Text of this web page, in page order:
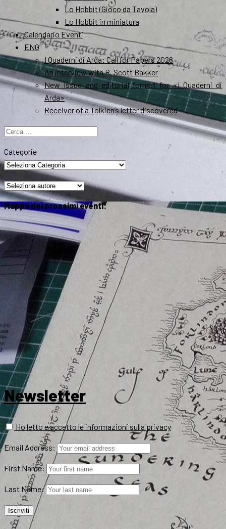
Lo Hobbit (Gioco da Tavola)
Lo Hobbit in miniatura
Calendario Eventi
ENG
I Quaderni di Arda: Call for Papers 2026
An interview with R. Scott Bakker
New Issue and editorial format for «I Quaderni di
Arda»
Receiver of a Tolkien’s letter discovered
Ricerca
Categorie
Mappa dei prossimi eventi:
Newsletter
Ho letto e accetto le informazioni sulla privacy
Email Address:
First Name:
Last Name: